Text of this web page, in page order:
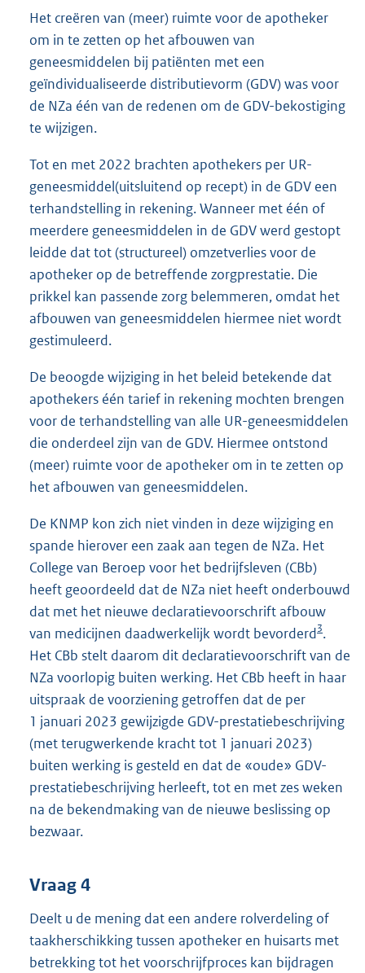
Het creëren van (meer) ruimte voor de apotheker
om in te zetten op het afbouwen van
geneesmiddelen bij patiënten met een
geïndividualiseerde distributievorm (GDV) was voor
de NZa één van de redenen om de GDV-bekostiging
te wijzigen.
Tot en met 2022 brachten apothekers per UR-
geneesmiddel(uitsluitend op recept) in de GDV een
terhandstelling in rekening. Wanneer met één of
meerdere geneesmiddelen in de GDV werd gestopt
leidde dat tot (structureel) omzetverlies voor de
apotheker op de betreffende zorgprestatie. Die
prikkel kan passende zorg belemmeren, omdat het
afbouwen van geneesmiddelen hiermee niet wordt
gestimuleerd.
De beoogde wijziging in het beleid betekende dat
apothekers één tarief in rekening mochten brengen
voor de terhandstelling van alle UR-geneesmiddelen
die onderdeel zijn van de GDV. Hiermee ontstond
(meer) ruimte voor de apotheker om in te zetten op
het afbouwen van geneesmiddelen.
De KNMP kon zich niet vinden in deze wijziging en
spande hierover een zaak aan tegen de NZa. Het
College van Beroep voor het bedrijfsleven (CBb)
heeft geoordeeld dat de NZa niet heeft onderbouwd
dat met het nieuwe declaratievoorschrift afbouw
van medicijnen daadwerkelijk wordt bevorderd3.
Het CBb stelt daarom dit declaratievoorschrift van de
NZa voorlopig buiten werking. Het CBb heeft in haar
uitspraak de voorziening getroffen dat de per
1 januari 2023 gewijzigde GDV-prestatiebeschrijving
(met terugwerkende kracht tot 1 januari 2023)
buiten werking is gesteld en dat de «oude» GDV-
prestatiebeschrijving herleeft, tot en met zes weken
na de bekendmaking van de nieuwe beslissing op
bezwaar.
Vraag 4
Deelt u de mening dat een andere rolverdeling of
taakherschikking tussen apotheker en huisarts met
betrekking tot het voorschrijfproces kan bijdragen